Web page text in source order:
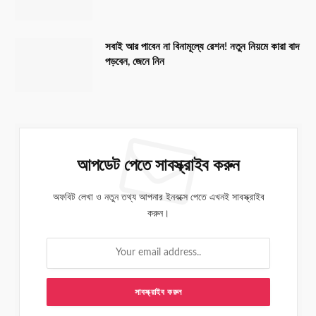
সবাই আর পাবেন না বিনামূল্যে রেশন! নতুন নিয়মে কারা বাদ
পড়বেন, জেনে নিন
আপডেট পেতে সাবস্ক্রাইব করুন
অফবিট লেখা ও নতুন তথ্য আপনার ইনবক্সে পেতে এখনই সাবস্ক্রাইব
করুন।